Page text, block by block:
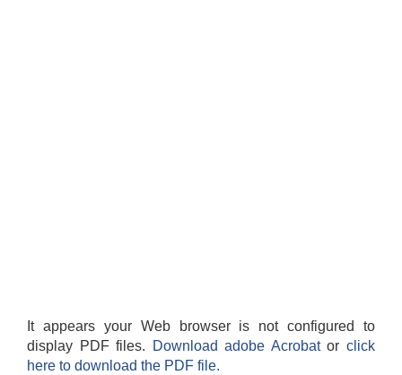
It appears your Web browser is not configured to
display PDF files.
Download adobe Acrobatorclick
here to download the PDF file.